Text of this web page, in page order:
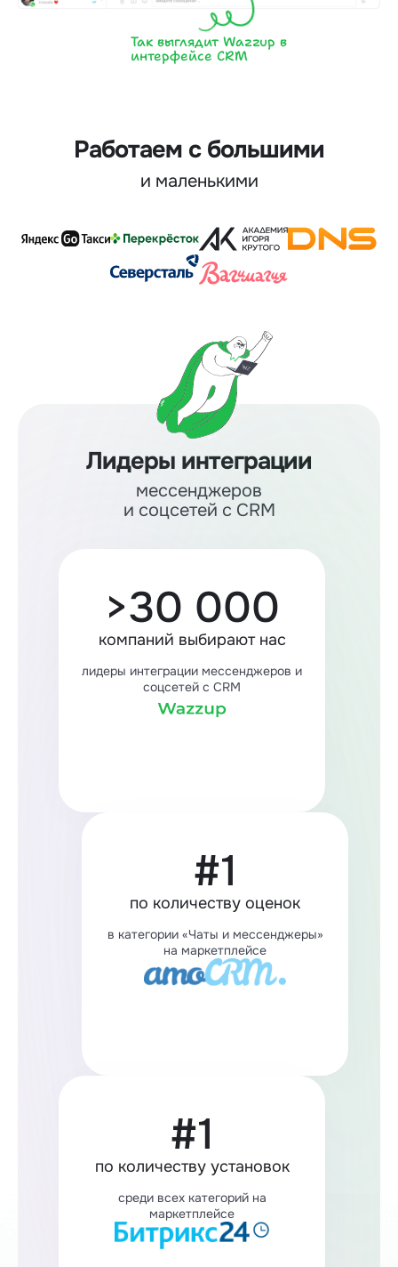
Так выглядит Wazzup в
интерфейсе CRM
Работаем с большими
и маленькими
Лидеры интеграции
мессенджеров
и соцсетей с CRM
>30 000
компаний выбирают нас
лидеры интеграции мессенджеров и
соцсетей с CRM
#1
по количеству оценок
в категории «Чаты и мессенджеры»
на маркетплейсе
#1
по количеству установок
среди всех категорий на
маркетплейсе